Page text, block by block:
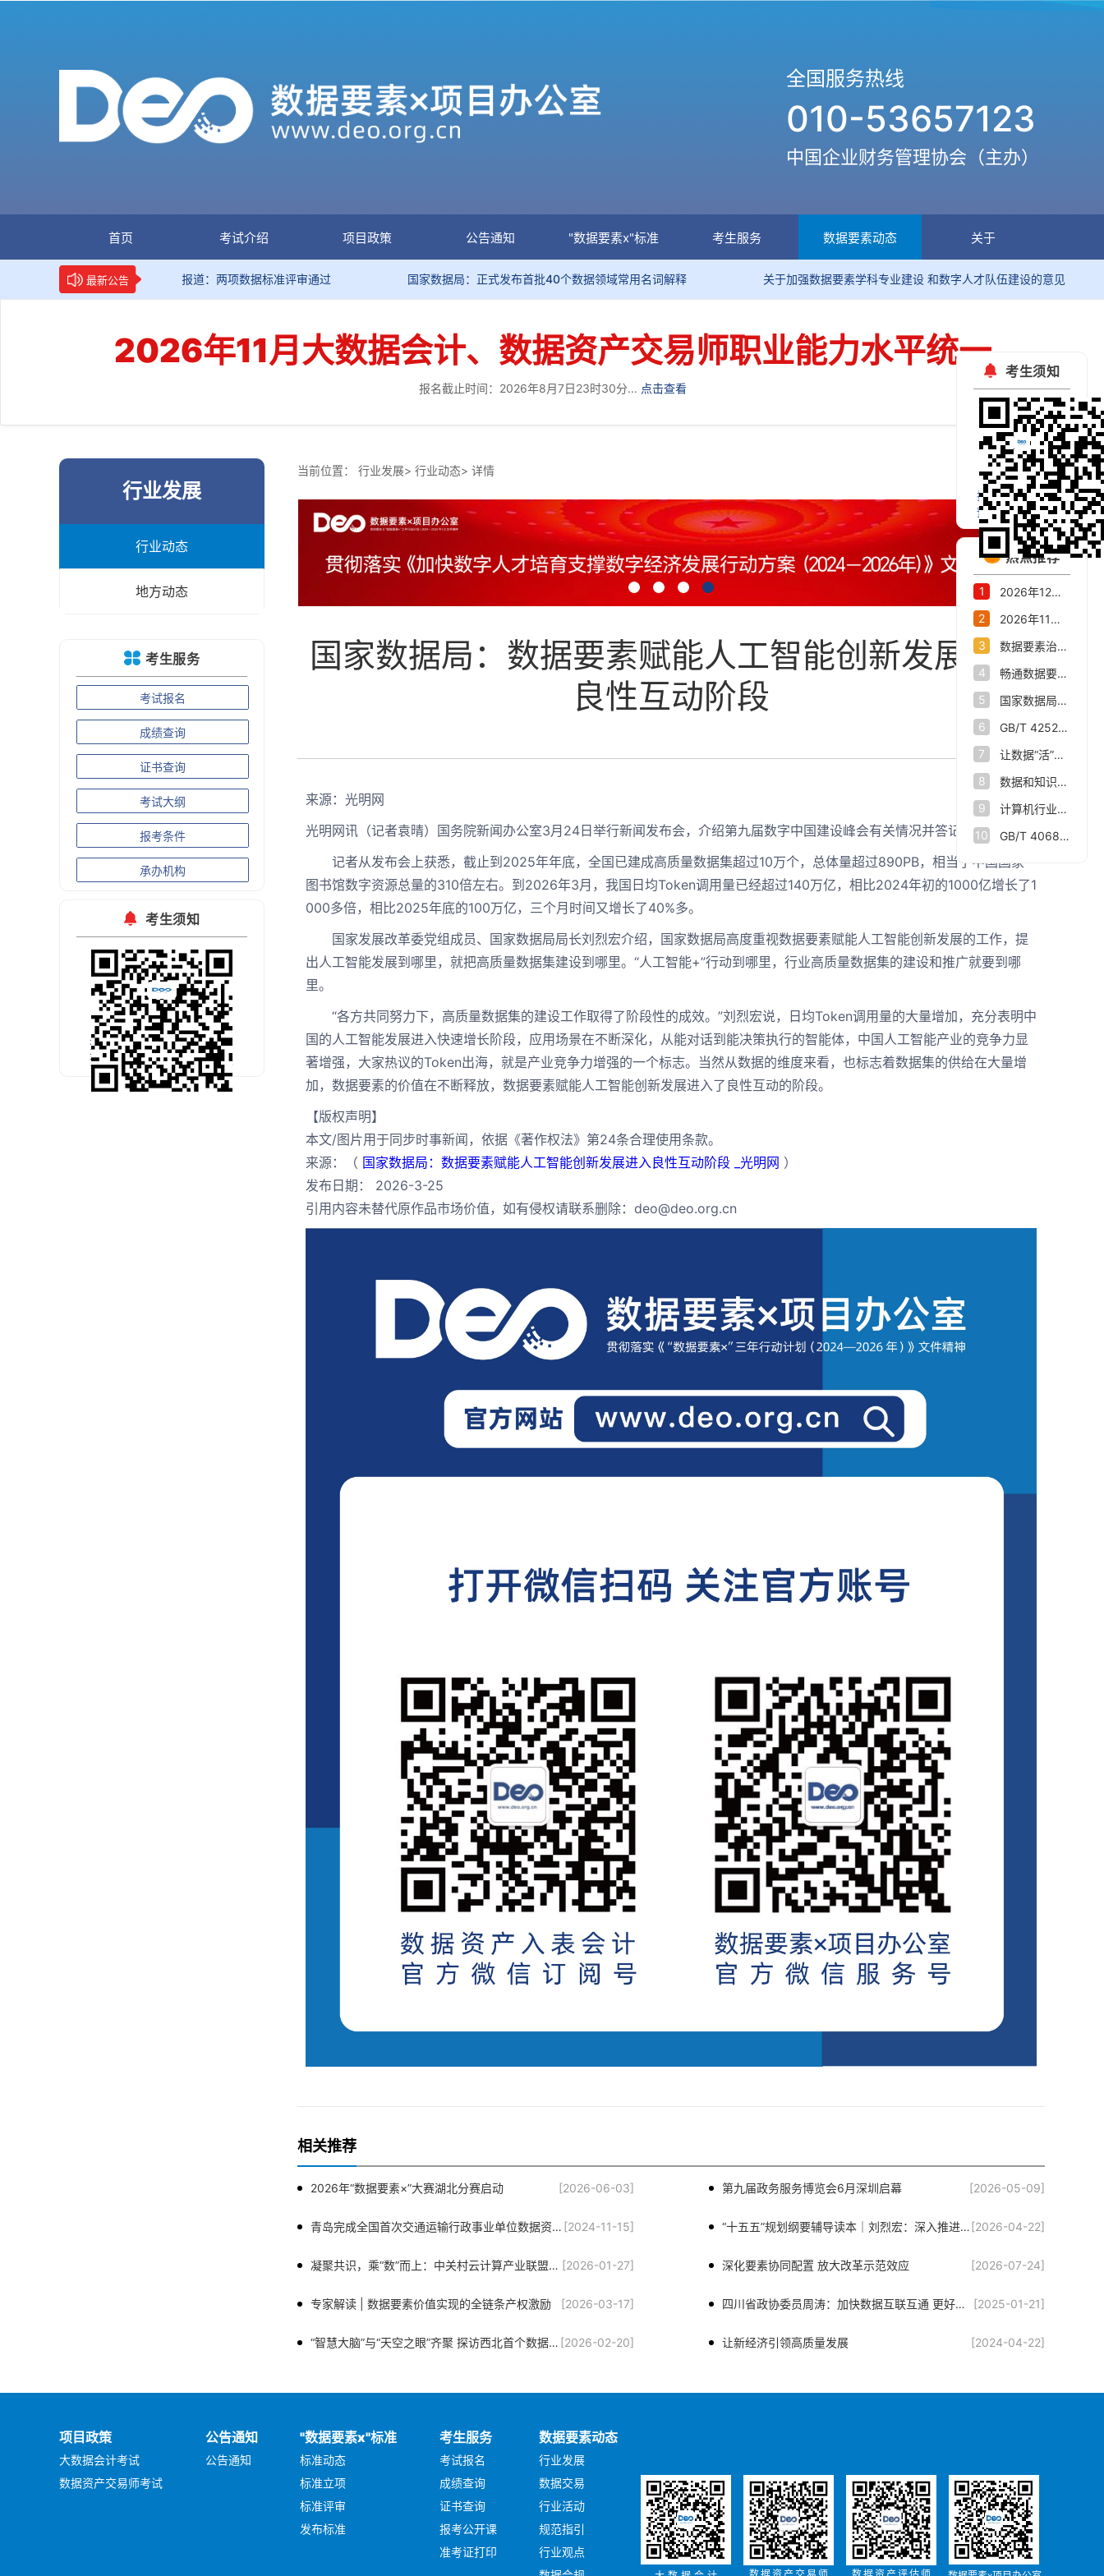
全国服务热线
010-53657123
中国企业财务管理协会（主办）
首页 考试介绍 项目政策 公告通知 "数据要素x"标准 考生服务 数据要素动态 关于
最新公告
新华网权威报道：两项数据标准评审通过 国家数据局：正式发布首批40个数据领域常用名词解释 关于加强数据要素学科专业建设 和数字人才队伍建设的意见
2026年11月大数据会计、数据资产交易师职业能力水平统一
报名截止时间：2026年8月7日23时30分... 点击查看
考生须知
扫码关注官方微信
预约考试公开课
热点推荐
1
2026年12月数据资产评估师职业能力水平统一考试报名公告
2
2026年11月大数据会计、数据资产交易师职业能力水平统一考试报名公告
3
数据要素治理与市场化交流活动在杭州举办高水平重塑全国数字经济第一城
4
畅通数据要素流通“大动脉”——我省数据产业发展态势新观察
5
国家数据局关于印发《关于推进行业高质量数据集建设行动的实施方案》的通知
6
GB/T 42528-2023 时空大数据技术规范
7
让数据“活”起来，杭州市数据集团打造数据要素改革新范式
8
数据和知识双向驱动 让人脑认知规律与人工智能相结合
9
计算机行业点评报告：数据基础设施：数据要素新基座
10
GB/T 40685-2021 信息技术服务 数据资产
行业发展
行业动态
地方动态
考生服务
考试报名
成绩查询
证书查询
考试大纲
报考条件
承办机构
考生须知
扫码关注官方微信
预约考试公开课
当前位置： 行业发展> 行业动态> 详情
国家数据局：数据要素赋能人工智能创新发展进入
良性互动阶段
来源：光明网
光明网讯（记者袁晴） 国务院新闻办公室3月24日举行新闻发布会，介绍第九届数字中国建设峰会有关情况并答记者问。
记者从发布会上获悉，截止到2025年年底，全国已建成高质量数据集超过10万个，总体量超过890PB，相当于中国国家
图书馆数字资源总量的310倍左右。到2026年3月，我国日均Token调用量已经超过140万亿，相比2024年初的1000亿增长了1
000多倍，相比2025年底的100万亿，三个月时间又增长了40%多。
国家发展改革委党组成员、国家数据局局长刘烈宏介绍，国家数据局高度重视数据要素赋能人工智能创新发展的工作，提
出人工智能发展到哪里，就把高质量数据集建设到哪里。“人工智能+”行动到哪里，行业高质量数据集的建设和推广就要到哪
里。
“各方共同努力下，高质量数据集的建设工作取得了阶段性的成效。”刘烈宏说，日均Token调用量的大量增加，充分表明中
国的人工智能发展进入快速增长阶段，应用场景在不断深化，从能对话到能决策执行的智能体，中国人工智能产业的竞争力显
著增强，大家热议的Token出海，就是产业竞争力增强的一个标志。当然从数据的维度来看，也标志着数据集的供给在大量增
加，数据要素的价值在不断释放，数据要素赋能人工智能创新发展进入了良性互动的阶段。
【版权声明】
本文/图片用于同步时事新闻，依据《著作权法》第24条合理使用条款。
来源：（ 国家数据局：数据要素赋能人工智能创新发展进入良性互动阶段 _光明网 ）
发布日期： 2026-3-25
引用内容未替代原作品市场价值，如有侵权请联系删除：deo@deo.org.cn
相关推荐
2026年“数据要素×”大赛湖北分赛启动 [2026-06-03] 第九届政务服务博览会6月深圳启幕 [2026-05-09]
青岛完成全国首次交通运输行政事业单位数据资产运营交易 [2024-11-15] “十五五”规划纲要辅导读本｜刘烈宏：深入推进数字中国建设 [2026-04-22]
凝聚共识，乘“数”而上：中关村云计算产业联盟数据要素专委会正式成立 [2026-01-27] 深化要素协同配置 放大改革示范效应 [2026-07-24]
专家解读 | 数据要素价值实现的全链条产权激励 [2026-03-17] 四川省政协委员周涛：加快数据互联互通 更好支撑数字经济发展 [2025-01-21]
“智慧大脑”与“天空之眼”齐聚 探访西北首个数据要素产业园 [2026-02-20] 让新经济引领高质量发展 [2024-04-22]
项目政策
大数据会计考试
数据资产交易师考试
公告通知
公告通知
"数据要素x"标准
标准动态
标准立项
标准评审
发布标准
考生服务
考试报名
成绩查询
证书查询
报考公开课
准考证打印
数据要素动态
行业发展
数据交易
行业活动
规范指引
行业观点